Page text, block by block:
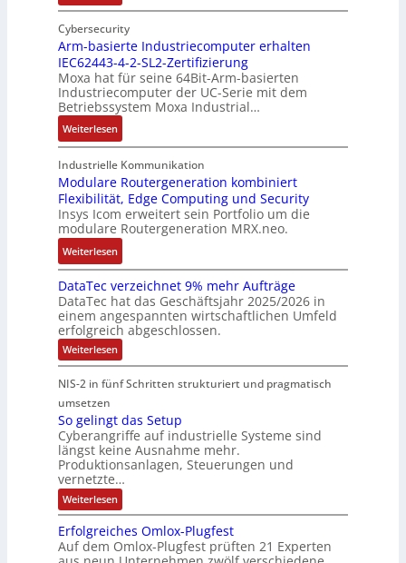
ä
u
s
e
d
e
h
n
u
n
g
e
n
A
u
f
w
a
n
d
,
K
o
t
e
n
u
n
d
S
t
ö
r
a
n
ä
l
l
g
k
e
i
ä
t
b
e
g
i
n
n
t
a
n
d
e
r
M
a
s
c
h
i
n
e
i
l
i
g
u
n
g
b
e
m
2
0
2
6
E
u
r
o
p
a
E
t
h
c
a
t
I
n
t
e
l
l
i
g
e
n
e
F
e
h
l
e
r
s
t
r
a
t
g
i
e
ü
r
D
I
Cybersecurity
Arm-basierte Industriecomputer erhalten
IEC62443-4-2-SL2-Zertifizierung
Moxa hat für seine 64Bit-Arm-basierten
Industriecomputer der UC-Serie mit dem
Betriebssystem Moxa Industrial…
Weiterlesen:
A
r
m
-
b
a
s
i
e
r
t
e
I
n
d
s
t
r
i
e
c
o
m
p
Industrielle Kommunikation
Modulare Routergeneration kombiniert
Flexibilität, Edge Computing und Security
Insys Icom erweitert sein Portfolio um die
modulare Routergeneration MRX.neo.
Weiterlesen:
M
o
d
u
l
a
r
e
o
u
t
e
r
g
e
n
DataTec verzeichnet 9% mehr Aufträge
DataTec hat das Geschäftsjahr 2025/2026 in
einem angespannten wirtschaftlichen Umfeld
erfolgreich abgeschlossen.
Weiterlesen:
D
t
e
c
v
e
z
e
i
c
h
n
NIS-2 in fünf Schritten strukturiert und pragmatisch
umsetzen
So gelingt das Setup
Cyberangriffe auf industrielle Systeme sind
längst keine Ausnahme mehr.
Produktionsanlagen, Steuerungen und
vernetzte…
Weiterlesen:
S
o
g
e
Erfolgreiches Omlox-Plugfest
Auf dem Omlox-Plugfest prüften 21 Experten